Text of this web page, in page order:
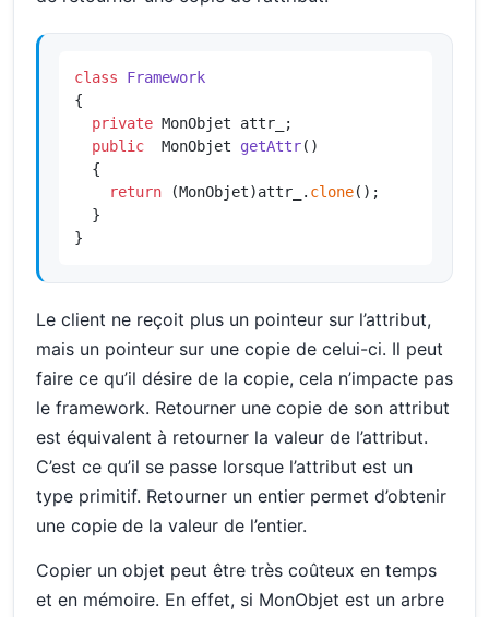
class
Framework
{
private MonObjet attr_;
public
  MonObjet
getAttr()
{
return (MonObjet)attr_. clone();
  }
}
Le client ne reçoit plus un pointeur sur l’attribut,
mais un pointeur sur une copie de celui-ci. Il peut
faire ce qu’il désire de la copie, cela n’impacte pas
le framework. Retourner une copie de son attribut
est équivalent à retourner la valeur de l’attribut.
C’est ce qu’il se passe lorsque l’attribut est un
type primitif. Retourner un entier permet d’obtenir
une copie de la valeur de l’entier.
Copier un objet peut être très coûteux en temps
et en mémoire. En effet, si MonObjet est un arbre